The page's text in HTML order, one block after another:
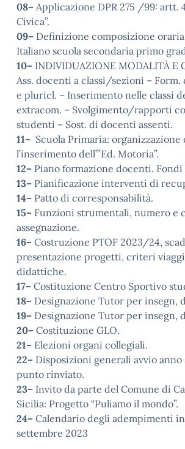
08– Applicazione DPR 275 /99: artt.
Civica”.
09– Definizione composizione
Italiano scuola secondaria primo
10– INDIVIDUAZIONE MODALITÀ E
Ass. docenti a classi/sezioni – Form.
e pluricl. – Inserimento nelle classi
extracom. – Svolgimento/rapporti
studenti – Sost. di docenti assenti.
11– Scuola Primaria:
l’inserimento dell’”Ed. Motoria”.
12– Piano formazione docenti.
13– Pianificazione interventi di
14– Patto di corresponsabilità.
15– Funzioni strumentali, numero e
assegnazione.
16– Costruzione PTOF 2023/24,
presentazione progetti, criteri
didattiche.
17– Costituzione Centro Sportivo
18– Designazione Tutor per insegn,
19– Designazione Tutor per insegn,
20– Costituzione GLO.
21– Elezioni organi collegiali.
22– Disposizioni generali avvio anno
punto rinviato.
23– Invito da parte del Comune di
Sicilia: Progetto “Puliamo il mondo”.
24– Calendario degli adempimenti
settembre 2023